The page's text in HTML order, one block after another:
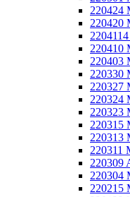
220424
220420
220410
220403
220330
220327
220324
220323
220315
220313
220311
220309
220304
220215